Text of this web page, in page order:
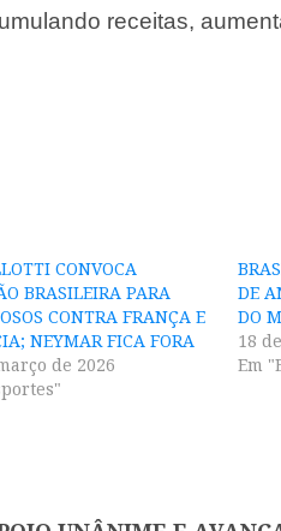
receitas,
CONVOCA
BRASILEIRA PARA
CONTRA FRANÇA E
NEYMAR FICA FORA
de 2026
DE
DO
18
Em